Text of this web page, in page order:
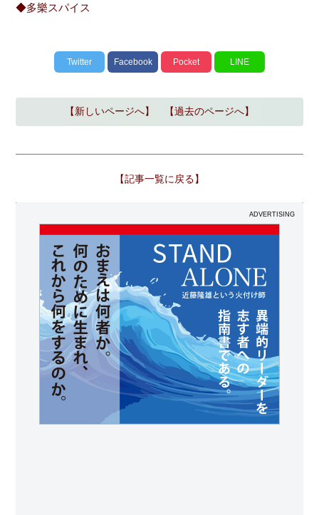
◆多樂スパイス
Twitter Facebook Pocket LINE
【新しいページへ】 【過去のページへ】
【記事一覧に戻る】
ADVERTISING